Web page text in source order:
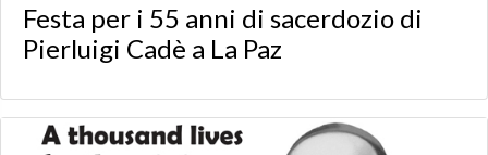
Festa per i 55 anni di sacerdozio di
Pierluigi Cadè a La Paz